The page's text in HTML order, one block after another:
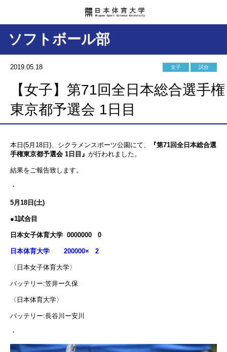
ソフトボール部
2019.05.18 女子 試合
【女子】第71回全日本総合選手権
東京都予選会 1日目
本日(5月18日)、シクラメンスポーツ公園にて、
『第71回全日本総合選
手権東京都予選会 1日目』 が行われました。
結果をご報告致します。
・
5月18日(土)
●1試合目
日本女子体育大学 0000000 0
日本体育大学 200000× 2
〈日本女子体育大学〉
バッテリー:笠井ー久保
〈日本体育大学〉
バッテリー:長谷川ー安川
・